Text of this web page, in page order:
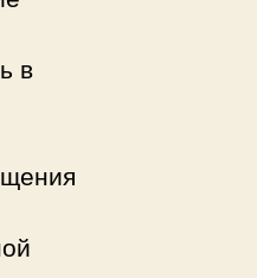
в